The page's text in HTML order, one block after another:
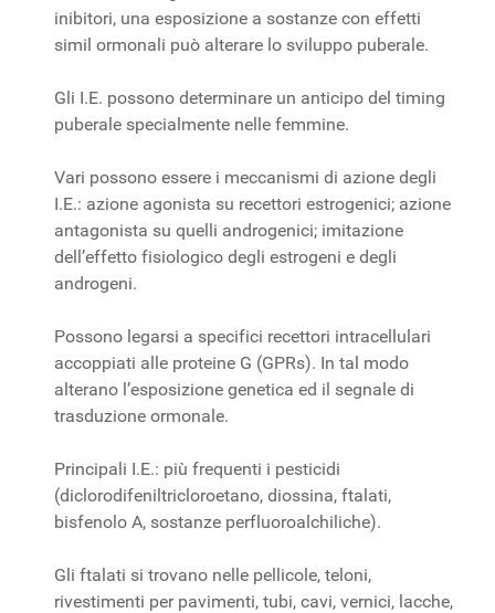
inibitori, una esposizione a sostanze con effetti
simil ormonali può alterare lo sviluppo puberale.
Gli I.E. possono determinare un anticipo del timing
puberale specialmente nelle femmine.
Vari possono essere i meccanismi di azione degli
I.E.: azione agonista su recettori estrogenici; azione
antagonista su quelli androgenici; imitazione
dell’effetto fisiologico degli estrogeni e degli
androgeni.
Possono legarsi a specifici recettori intracellulari
accoppiati alle proteine G (GPRs). In tal modo
alterano l’esposizione genetica ed il segnale di
trasduzione ormonale.
Principali I.E.: più frequenti i pesticidi
(diclorodifeniltricloroetano, diossina, ftalati,
bisfenolo A, sostanze perfluoroalchiliche).
Gli ftalati si trovano nelle pellicole, teloni,
rivestimenti per pavimenti, tubi, cavi, vernici, lacche,